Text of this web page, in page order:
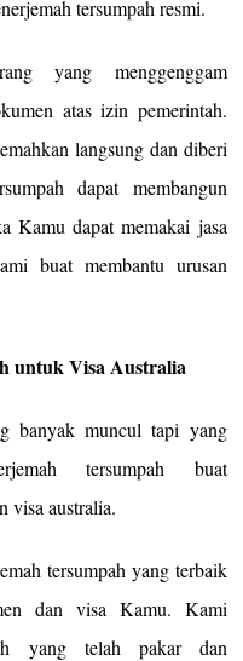
tersumpah resmi.
yang menggenggam
atas izin pemerintah.
langsung dan diberi
dapat membangun
Kamu dapat memakai jasa
buat membantu urusan
untuk Visa Australia
banyak muncul tapi yang
tersumpah buat
visa australia.
tersumpah yang terbaik
dan visa Kamu. Kami
yang telah pakar dan